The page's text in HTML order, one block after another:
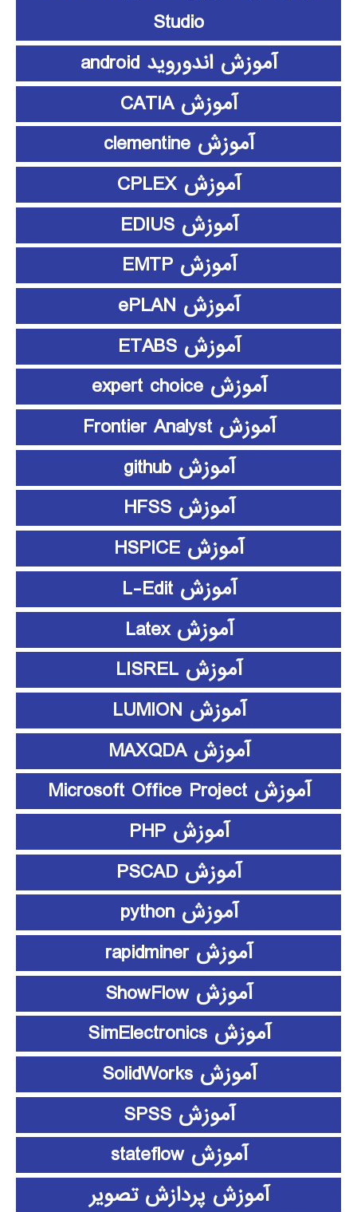
Studio
آموزش اندوروید android
آموزش CATIA
آموزش clementine
آموزش CPLEX
آموزش EDIUS
آموزش EMTP
آموزش ePLAN
آموزش ETABS
آموزش expert choice
آموزش Frontier Analyst
آموزش github
آموزش HFSS
آموزش HSPICE
آموزش L-Edit
آموزش Latex
آموزش LISREL
آموزش LUMION
آموزش MAXQDA
آموزش Microsoft Office Project
آموزش PHP
آموزش PSCAD
آموزش python
آموزش rapidminer
آموزش ShowFlow
آموزش SimElectronics
آموزش SolidWorks
آموزش SPSS
آموزش stateflow
آموزش پردازش تصویر